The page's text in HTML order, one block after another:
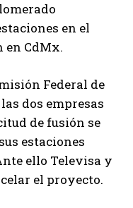
en el
en CdMx.
Federal de
dos empresas
de fusión se
estaciones
ello Televisa y
el proyecto.